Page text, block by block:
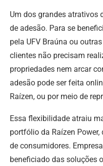
Um dos grandes atrativos
de adesão. Para se
pela UFV Braúna ou
clientes não precisam
propriedades nem arcar
adesão pode ser feita
Raízen, ou por meio de
Essa flexibilidade atraiu
portfólio da Raízen
de consumidores.
beneficiado das soluções